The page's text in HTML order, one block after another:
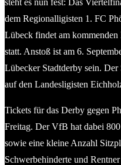
dem Regionalligisten 1. FC
Lübeck findet am
statt. Anstoß ist am 6.
Lübecker Stadtderby sein.
auf den Landesligisten
Tickets für das Derby gegen
Freitag. Der VfB hat dabei
sowie eine kleine Anzahl
Schwerbehinderte und